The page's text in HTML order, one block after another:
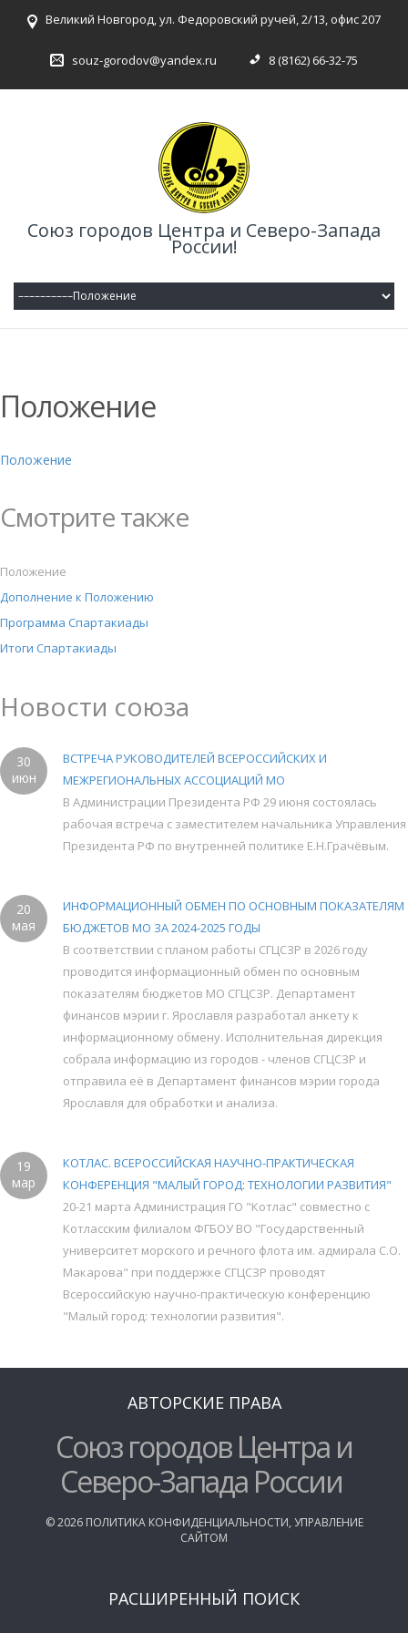
Великий Новгород, ул. Федоровский ручей, 2/13, офис 207
souz-gorodov@yandex.ru 8 (8162) 66-32-75
Союз городов Центра и Северо-Запада
России!
Положение
Положение
Смотрите также
Положение
Дополнение к Положению
Программа Спартакиады
Итоги Спартакиады
Новости союза
30
июн
ВСТРЕЧА РУКОВОДИТЕЛЕЙ ВСЕРОССИЙСКИХ И
МЕЖРЕГИОНАЛЬНЫХ АССОЦИАЦИЙ МО
В Администрации Президента РФ 29 июня состоялась
рабочая встреча с заместителем начальника Управления
Президента РФ по внутренней политике Е.Н.Грачёвым.
20
мая
ИНФОРМАЦИОННЫЙ ОБМЕН ПО ОСНОВНЫМ ПОКАЗАТЕЛЯМ
БЮДЖЕТОВ МО ЗА 2024-2025 ГОДЫ
В соответствии с планом работы СГЦСЗР в 2026 году
проводится информационный обмен по основным
показателям бюджетов МО СГЦСЗР. Департамент
финансов мэрии г. Ярославля разработал анкету к
информационному обмену. Исполнительная дирекция
собрала информацию из городов - членов СГЦСЗР и
отправила её в Департамент финансов мэрии города
Ярославля для обработки и анализа.
19
мар
КОТЛАС. ВСЕРОССИЙСКАЯ НАУЧНО-ПРАКТИЧЕСКАЯ
КОНФЕРЕНЦИЯ "МАЛЫЙ ГОРОД: ТЕХНОЛОГИИ РАЗВИТИЯ"
20-21 марта Администрация ГО "Котлас" совместно с
Котласским филиалом ФГБОУ ВО "Государственный
университет морского и речного флота им. адмирала С.О.
Макарова" при поддержке СГЦСЗР проводят
Всероссийскую научно-практическую конференцию
"Малый город: технологии развития".
АВТОРСКИЕ ПРАВА
Союз городов Центра и
Северо-Запада России
©2026 ПОЛИТИКА КОНФИДЕНЦИАЛЬНОСТИ, УПРАВЛЕНИЕ
САЙТОМ
РАСШИРЕННЫЙ ПОИСК